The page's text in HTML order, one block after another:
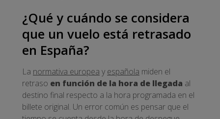
¿Qué y cuándo se considera
que un vuelo está retrasado
en España?
La normativa europea y española miden el
retraso en función de la hora de llegada al
destino final respecto a la hora programada en el
billete original. Un error común es pensar que el